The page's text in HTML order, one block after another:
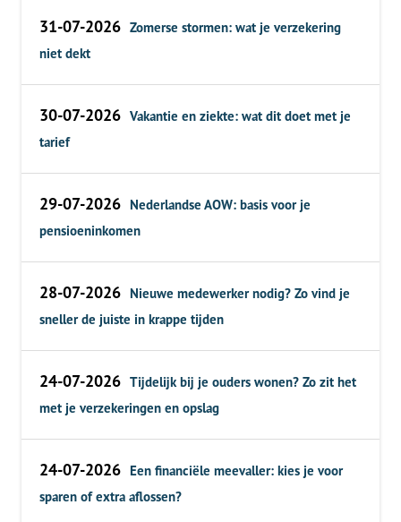
31-07-2026 Zomerse stormen: wat je verzekering
niet dekt
30-07-2026 Vakantie en ziekte: wat dit doet met je
tarief
29-07-2026 Nederlandse AOW: basis voor je
pensioeninkomen
28-07-2026 Nieuwe medewerker nodig? Zo vind je
sneller de juiste in krappe tijden
24-07-2026 Tijdelijk bij je ouders wonen? Zo zit het
met je verzekeringen en opslag
24-07-2026 Een financiële meevaller: kies je voor
sparen of extra aflossen?